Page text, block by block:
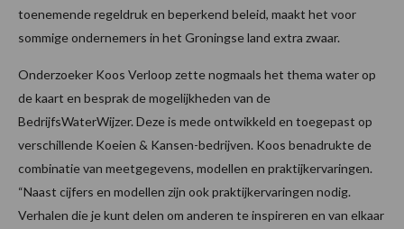
toenemende regeldruk en beperkend beleid, maakt het voor
sommige ondernemers in het Groningse land extra zwaar.
Onderzoeker Koos Verloop zette nogmaals het thema water op
de kaart en besprak de mogelijkheden van de
BedrijfsWaterWijzer. Deze is mede ontwikkeld en toegepast op
verschillende Koeien & Kansen-bedrijven. Koos benadrukte de
combinatie van meetgegevens, modellen en praktijkervaringen.
“Naast cijfers en modellen zijn ook praktijkervaringen nodig.
Verhalen die je kunt delen om anderen te inspireren en van elkaar